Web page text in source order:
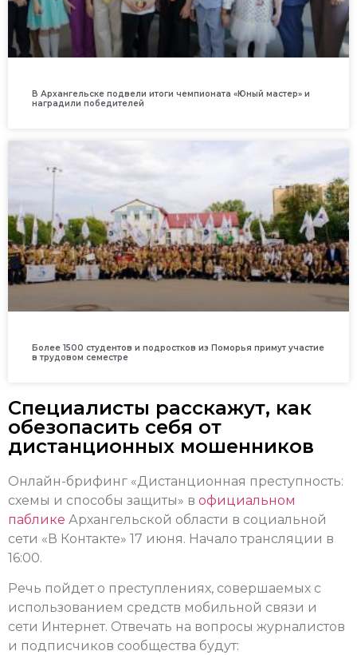
В Архангельске подвели итоги чемпионата «Юный мастер» и
наградили победителей
Более 1500 студентов и подростков из Поморья примут участие
в трудовом семестре
Специалисты расскажут, как
обезопасить себя от
дистанционных мошенников
Онлайн-брифинг «Дистанционная преступность:
схемы и способы защиты» в официальном
паблике Архангельской области в социальной
сети «В Контакте» 17 июня. Начало трансляции в
16:00.
Речь пойдет о преступлениях, совершаемых с
использованием средств мобильной связи и
сети Интернет. Отвечать на вопросы журналистов
и подписчиков сообщества будут: